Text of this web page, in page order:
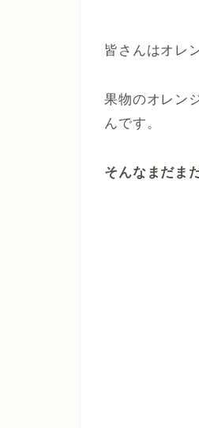
皆さんはオレ
果物のオレン
んです。
そんなまだま